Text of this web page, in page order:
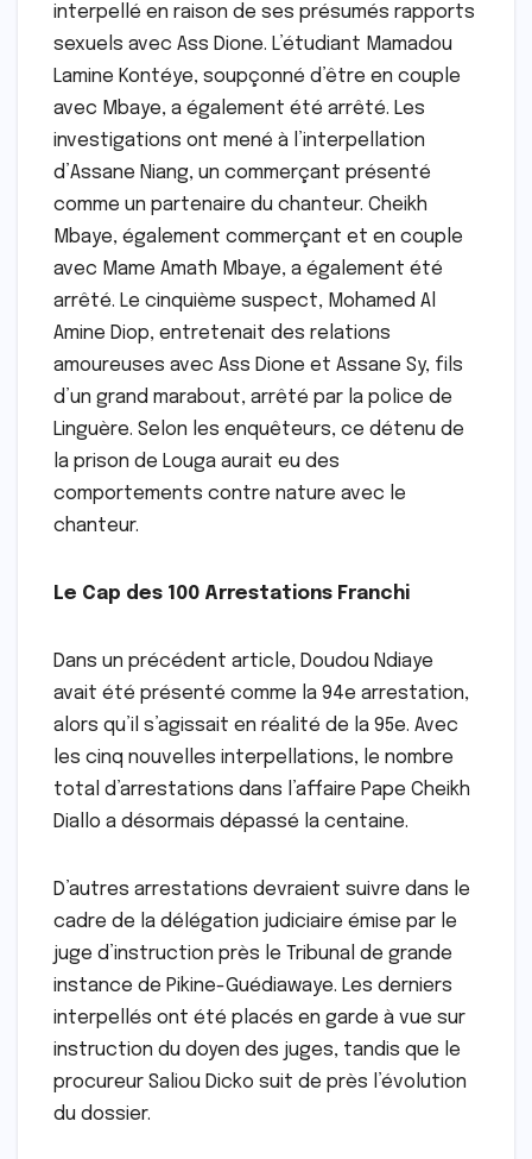
interpellé en raison de ses présumés rapports
sexuels avec Ass Dione. L’étudiant Mamadou
Lamine Kontéye, soupçonné d’être en couple
avec Mbaye, a également été arrêté. Les
investigations ont mené à l’interpellation
d’Assane Niang, un commerçant présenté
comme un partenaire du chanteur. Cheikh
Mbaye, également commerçant et en couple
avec Mame Amath Mbaye, a également été
arrêté. Le cinquième suspect, Mohamed Al
Amine Diop, entretenait des relations
amoureuses avec Ass Dione et Assane Sy, fils
d’un grand marabout, arrêté par la police de
Linguère. Selon les enquêteurs, ce détenu de
la prison de Louga aurait eu des
comportements contre nature avec le
chanteur.
Le Cap des 100 Arrestations Franchi
Dans un précédent article, Doudou Ndiaye
avait été présenté comme la 94e arrestation,
alors qu’il s’agissait en réalité de la 95e. Avec
les cinq nouvelles interpellations, le nombre
total d’arrestations dans l’affaire Pape Cheikh
Diallo a désormais dépassé la centaine.
D’autres arrestations devraient suivre dans le
cadre de la délégation judiciaire émise par le
juge d’instruction près le Tribunal de grande
instance de Pikine-Guédiawaye. Les derniers
interpellés ont été placés en garde à vue sur
instruction du doyen des juges, tandis que le
procureur Saliou Dicko suit de près l’évolution
du dossier.